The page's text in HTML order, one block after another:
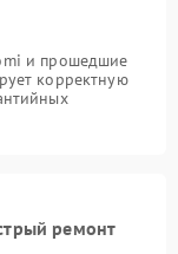
и прошедшие
корректную
ремонт